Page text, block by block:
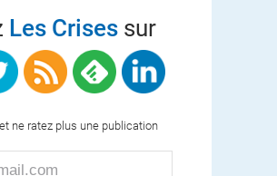
Les Crisessur
ne ratez plus une publication